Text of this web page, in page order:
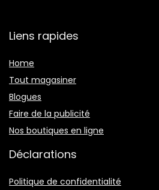
Liens rapides
Home
Tout magasiner
Blogues
Faire de la publicité
Nos boutiques en ligne
Déclarations
Politique de confidentialité